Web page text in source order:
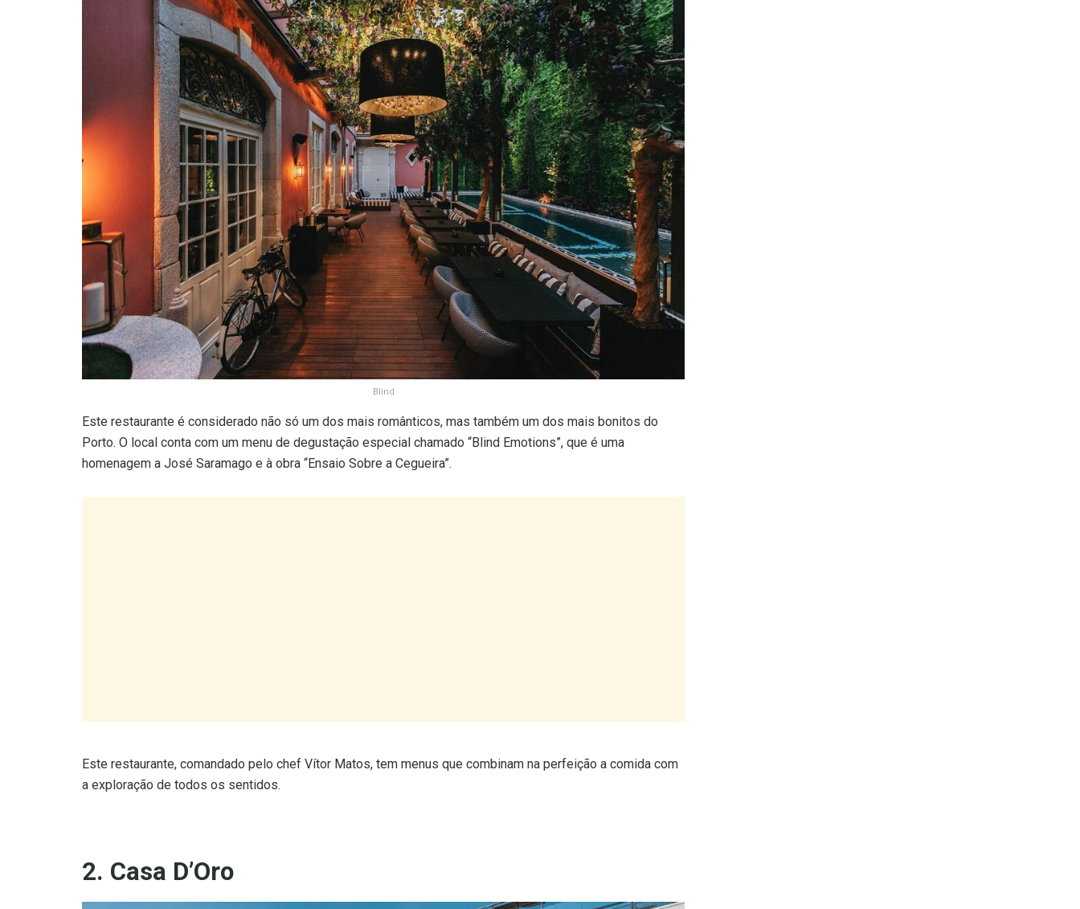
Blind
Este restaurante é considerado não só um dos mais românticos, mas também um dos mais bonitos do
Porto. O local conta com um menu de degustação especial chamado “Blind Emotions”, que é uma
homenagem a José Saramago e à obra “Ensaio Sobre a Cegueira”.